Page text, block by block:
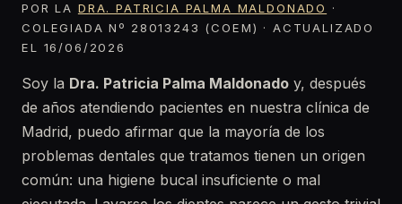
POR LA DRA. PATRICIA PALMA MALDONADO
·
COLEGIADA Nº 28013243 (COEM) · ACTUALIZADO
EL 16/06/2026
Soy la Dra. Patricia Palma Maldonado y, después
de años atendiendo pacientes en nuestra clínica de
Madrid, puedo afirmar que la mayoría de los
problemas dentales que tratamos tienen un origen
común: una higiene bucal insuficiente o mal